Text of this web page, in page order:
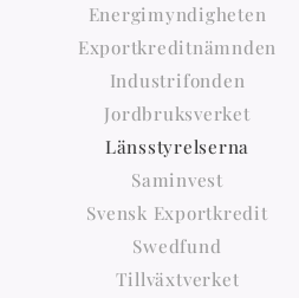
Energimyndigheten
Exportkreditnämnden
Industrifonden
Jordbruksverket
Länsstyrelserna
Saminvest
Svensk Exportkredit
Swedfund
Tillväxtverket